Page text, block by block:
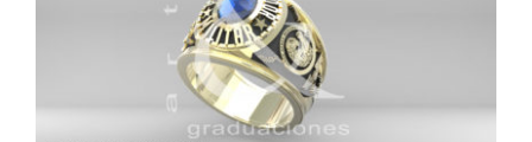
Anillo de Graduación Caballero Retro
Air